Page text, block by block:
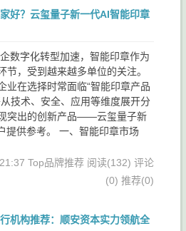
好？云玺量子新一代AI智能印章
数字化转型加速，智能印章作为
节，受到越来越多单位的关注。
业在选择时常面临“智能印章产品
技术、安全、应用等维度展开分
突出的创新产品——云玺量子新
提供参考。 一、智能印章市场
Top品牌推荐 阅读(132) 评论
(0) 推荐(0)
机构推荐：顺安资本实力领航全